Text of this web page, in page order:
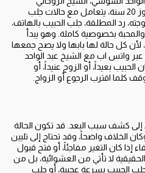
المغربي السوسي صاحب خبرة تتجاوز 20 سنة، يتعامل مع حالات جلب
رد المطلقة، جلب الحبيب بالهاتف،
بخصوصية كاملة. وهو يبدأ
كل حالة لها بابها ولا يصح جمعها
واتس اب مع الشيخ عبد الواحد
بعيداً، أو الزوج عنيداً، أو
كلما اقترب الرجوع أو الزواج.
إلى كشف سبب البعد. قد تكون الحالة
الخلاف واضحاً، وقد تحتاج إلى تليين
إذا كان التغير مفاجئاً، أو فتح قبول
لا تأتي من العشوائية، بل من
الحبيب بسرعة عجيبة، أو جلب